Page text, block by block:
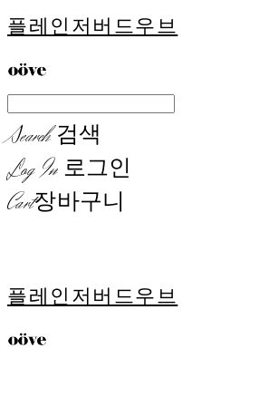
플레인저버드우브
Search검색
Log In 로그인
Cart장바구니
플레인저버드우브